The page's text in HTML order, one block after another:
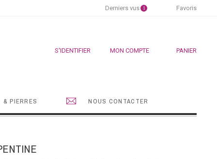
Derniers vus 1 Favoris
S'IDENTIFIER MON COMPTE PANIER
& PIERRES NOUS CONTACTER